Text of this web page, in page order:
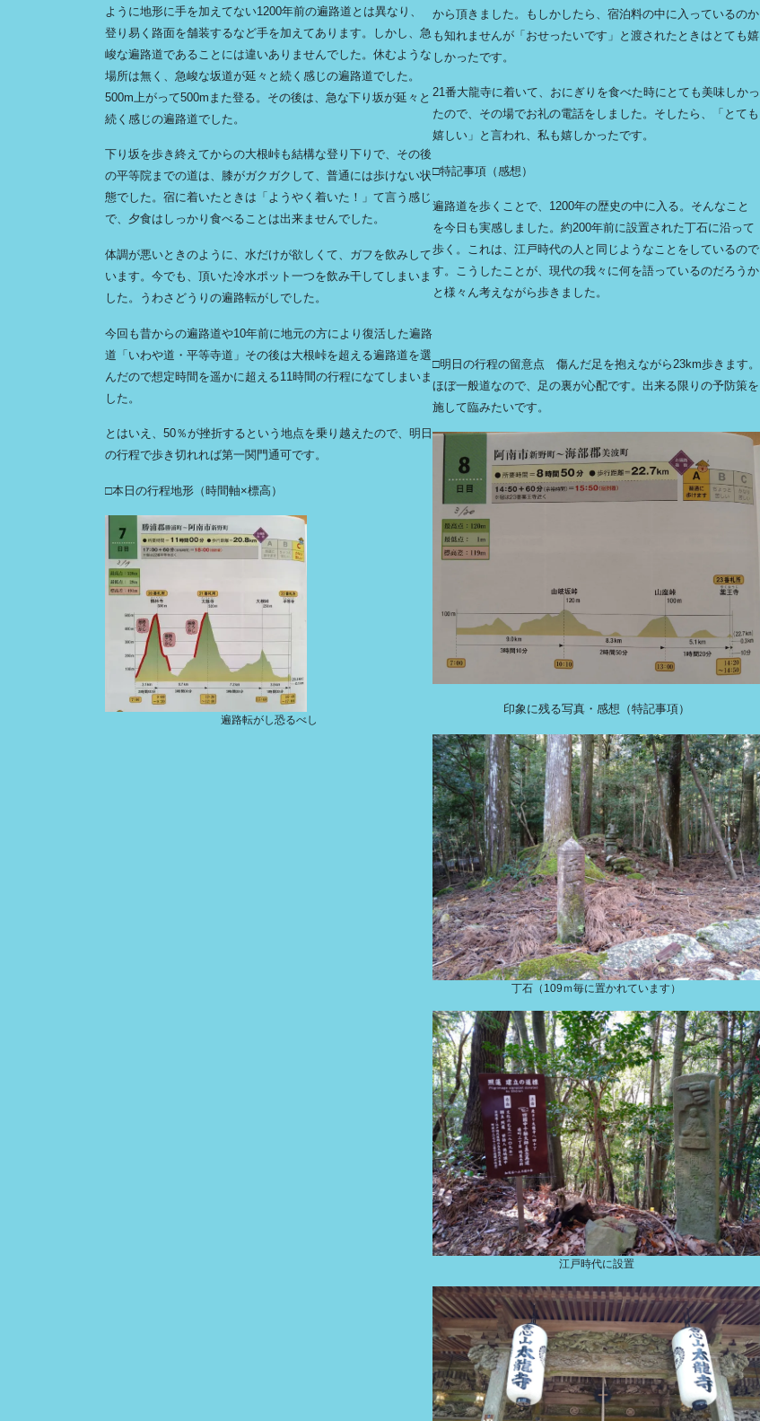
ように地形に手を加えてない1200年前の遍路道とは異なり、
登り易く路面を舗装するなど手を加えてあります。しかし、急
峻な遍路道であることには違いありませんでした。休むような
場所は無く、急峻な坂道が延々と続く感じの遍路道でした。
500m上がって500mまた登る。その後は、急な下り坂が延々と
続く感じの遍路道でした。
下り坂を歩き終えてからの大根峠も結構な登り下りで、その後
の平等院までの道は、膝がガクガクして、普通には歩けない状
態でした。宿に着いたときは「ようやく着いた！」て言う感じ
で、夕食はしっかり食べることは出来ませんでした。
体調が悪いときのように、水だけが欲しくて、ガフを飲みして
います。今でも、頂いた冷水ポット一つを飲み干してしまいま
した。うわさどうりの遍路転がしでした。
今回も昔からの遍路道や10年前に地元の方により復活した遍路
道「いわや道・平等寺道」その後は大根峠を超える遍路道を選
んだので想定時間を遥かに超える11時間の行程になてしまいま
した。
とはいえ、50％が挫折するという地点を乗り越えたので、明日
の行程で歩き切れれば第一関門通可です。
□本日の行程地形（時間軸×標高）
遍路転がし恐るべし
から頂きました。もしかしたら、宿泊料の中に入っているのか
も知れませんが「おせったいです」と渡されたときはとても嬉
しかったです。
21番大龍寺に着いて、おにぎりを食べた時にとても美味しかっ
たので、その場でお礼の電話をしました。そしたら、「とても
嬉しい」と言われ、私も嬉しかったです。
□特記事項（感想）
遍路道を歩くことで、1200年の歴史の中に入る。そんなこと
を今日も実感しました。約200年前に設置された丁石に沿って
歩く。これは、江戸時代の人と同じようなことをしているので
す。こうしたことが、現代の我々に何を語っているのだろうか
と様々ん考えながら歩きました。
□明日の行程の留意点 傷んだ足を抱えながら23km歩きます。
ほぼ一般道なので、足の裏が心配です。出来る限りの予防策を
施して臨みたいです。
印象に残る写真・感想（特記事項）
丁石（109ｍ毎に置かれています）
江戸時代に設置